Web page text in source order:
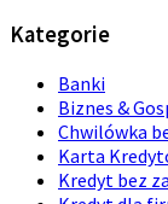
Kategorie
Banki
Biznes &
Chwilówka
Karta
Kredyt bez